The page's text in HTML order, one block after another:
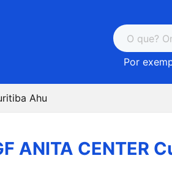
Por
Ahu
ANITA CENTER